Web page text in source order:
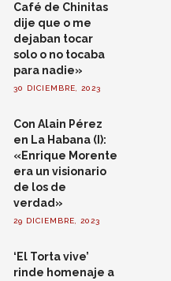
Café de Chinitas
dije que o me
dejaban tocar
solo o no tocaba
para nadie»
30 DICIEMBRE, 2023
Con Alain Pérez
en La Habana (I):
«Enrique Morente
era un visionario
de los de
verdad»
29 DICIEMBRE, 2023
‘El Torta vive’
rinde homenaje a